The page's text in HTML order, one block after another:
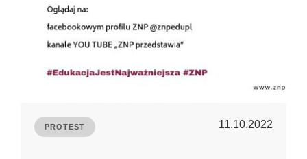
PROTEST 11.10.2022